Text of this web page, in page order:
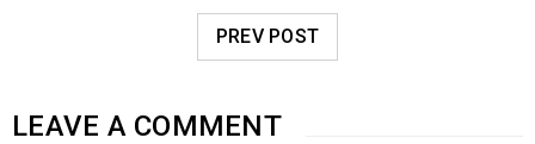
PREV POST
LEAVE A COMMENT